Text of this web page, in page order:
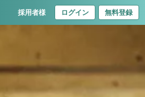
採用者様 ログイン 無料登録